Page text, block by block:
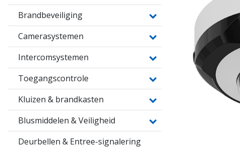
Brandbeveiliging
Camerasystemen
Intercomsystemen
Toegangscontrole
Kluizen & brandkasten
Blusmiddelen & Veiligheid
Deurbellen & Entree-signalering